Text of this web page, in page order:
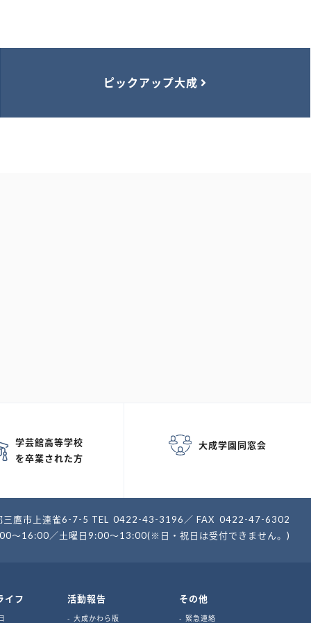
ピックアップ大成
学芸館高等学校
を卒業された方
大成学園同窓会
三鷹市上連雀6-7-5 TEL 0422-43-3196 FAX 0422-47-6302
～16:00／土曜日9:00～13:00(※日・祝日は受付できません。)
イフ 活動報告
大成かわら版
その他
緊急連絡